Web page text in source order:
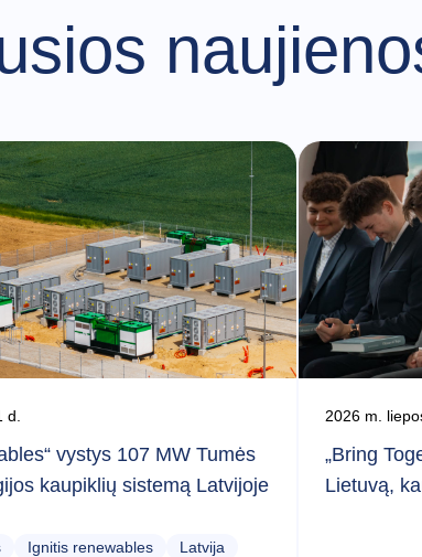
d.
vystys 107 MW Tumės
kaupiklių sistemą Latvijoje
Ignitis renewables
Latvija
2026 m.
„Bring
Lietuvą,